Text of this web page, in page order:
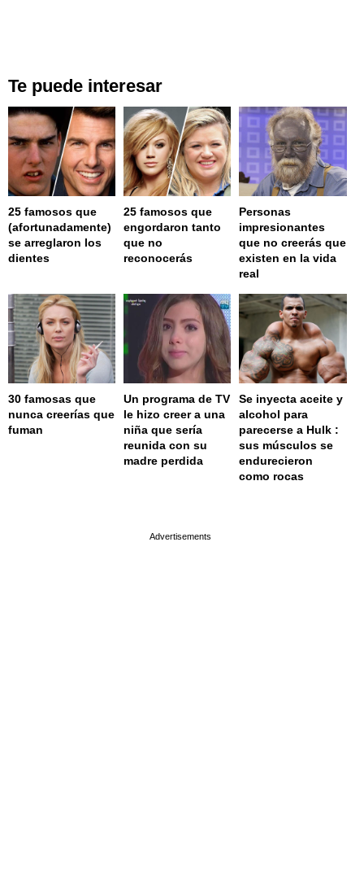
Te puede interesar
25 famosos que
(afortunadamente)
se arreglaron los
dientes
25 famosos que
engordaron tanto
que no
reconocerás
Personas
impresionantes
que no creerás que
existen en la vida
real
30 famosas que
nunca creerías que
fuman
Un programa de TV
le hizo creer a una
niña que sería
reunida con su
madre perdida
Se inyecta aceite y
alcohol para
parecerse a Hulk :
sus músculos se
endurecieron
como rocas